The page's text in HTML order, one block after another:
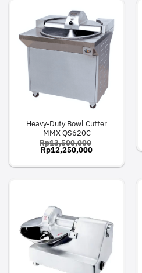
Heavy-Duty Bowl Cutter
MMX QS620C
Rp13,500,000
Original
price
Rp13,500,000.
Rp12,250,000Current
Rp12,250,000.